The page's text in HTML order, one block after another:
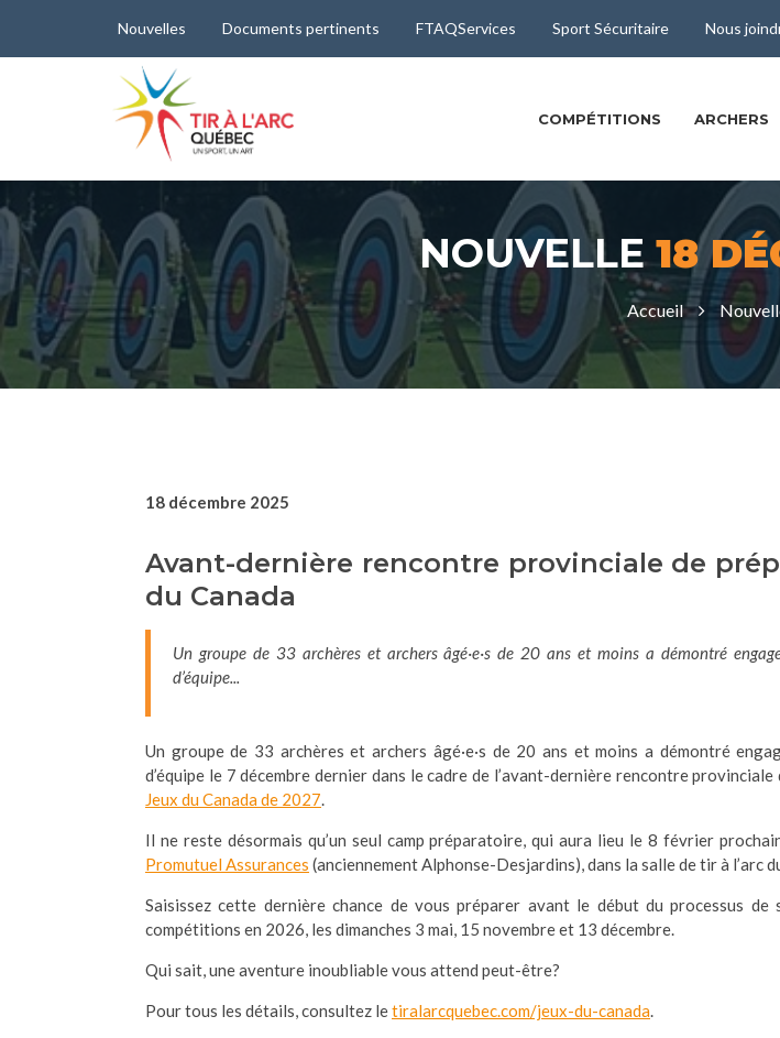
Nouvelles Documents pertinents FTAQServices Sport Sécuritaire Nous
COMPÉTITIONS ARCHERS
NOUVELLE18
Accueil
18 décembre 2025
Avant-dernière rencontre provinciale de
du Canada
Un groupe de 33 archères et archers âgé·e·s de 20 ans et moins a démontré
d’équipe...
Un groupe de 33 archères et archers âgé·e·s de 20 ans et moins a démontré
d’équipe le 7 décembre dernier dans le cadre de l’avant-dernière rencontre
Jeux du Canada de 2027.
Il ne reste désormais qu’un seul camp préparatoire, qui aura lieu le 8 février
Promutuel Assurances (anciennement Alphonse-Desjardins), dans la salle de tir à l’arc
Saisissez cette dernière chance de vous préparer avant le début du processus de
compétitions en 2026, les dimanches 3 mai, 15 novembre et 13 décembre.
Qui sait, une aventure inoubliable vous attend peut-être?
Pour tous les détails, consultez letiralarcquebec.com/jeux-du-canada.